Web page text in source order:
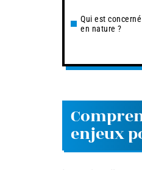
Qui est
en nature ?
enjeux